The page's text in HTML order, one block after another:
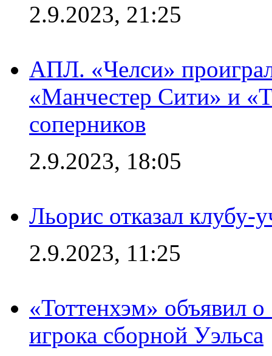
2.9.2023, 21:25
АПЛ. «Челси»
«Манчестер Сити» и
соперников
2.9.2023, 18:05
Льорис отказал клубу-
2.9.2023, 11:25
«Тоттенхэм» объявил
игрока сборной Уэльса